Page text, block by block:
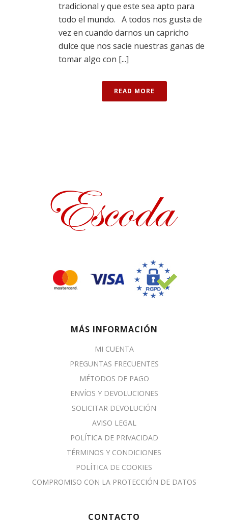
tradicional y que este sea apto para
todo el mundo. A todos nos gusta de
vez en cuando darnos un capricho
dulce que nos sacie nuestras ganas de
tomar algo con [...]
READ MORE
MÁS INFORMACIÓN
MI CUENTA
PREGUNTAS FRECUENTES
MÉTODOS DE PAGO
ENVÍOS Y DEVOLUCIONES
SOLICITAR DEVOLUCIÓN
AVISO LEGAL
POLÍTICA DE PRIVACIDAD
TÉRMINOS Y CONDICIONES
POLÍTICA DE COOKIES
COMPROMISO CON LA PROTECCIÓN DE DATOS
CONTACTO